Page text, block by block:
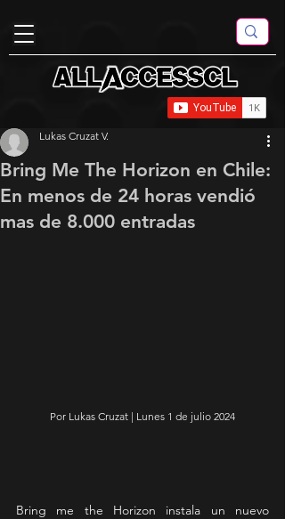
Bring Me The Horizon en Chile:
En menos de 24 horas vendió
mas de 8.000 entradas
Lukas Cruzat V.
Por Lukas Cruzat | Lunes 1 de julio 2024
Bring me the Horizon instala un nuevo